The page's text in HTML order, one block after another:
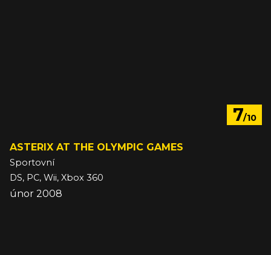
7/10
ASTERIX AT THE OLYMPIC GAMES
Sportovní
DS, PC, Wii, Xbox 360
únor 2008